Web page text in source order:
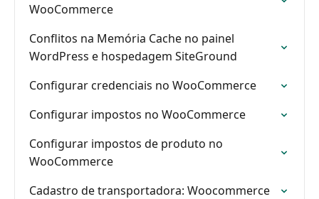
WooCommerce
Conflitos na Memória Cache no painel
WordPress e hospedagem SiteGround
Configurar credenciais no WooCommerce
Configurar impostos no WooCommerce
Configurar impostos de produto no
WooCommerce
Cadastro de transportadora: Woocommerce